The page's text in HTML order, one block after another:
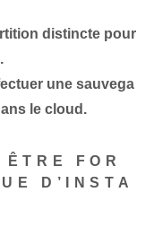
distincte pour
une sauvega
le cloud.
FOR
D’INSTA